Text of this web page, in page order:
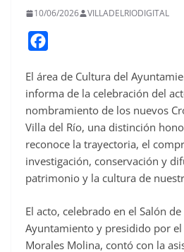
10/06/2026 VILLADELRIODIGITAL
c
e
b
o
o
k
El área de Cultura del
informa de la celebración del
nombramiento de los nuevos
Villa del Río, una distinción
reconoce la trayectoria, el
investigación, conservación y
patrimonio y la cultura de
El acto, celebrado en el Salón
Ayuntamiento y presidido por el
Morales Molina, contó con la